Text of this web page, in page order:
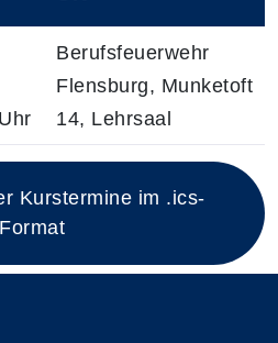
zum diesen Kurs
Berufsfeuerwehr
Flensburg, Munketoft
14, Lehrsaal
Kurstermine im .ics-
Format